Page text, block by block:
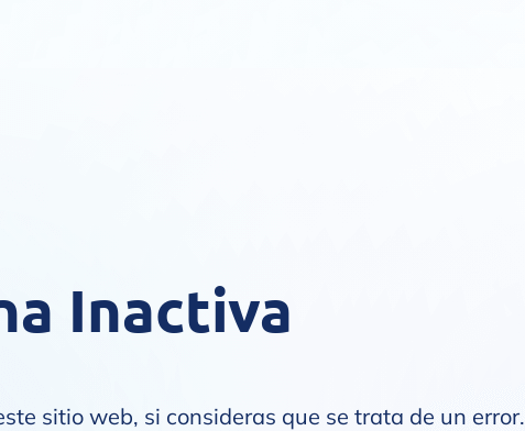
Inactiva
sitio web, si consideras que se trata de un error.